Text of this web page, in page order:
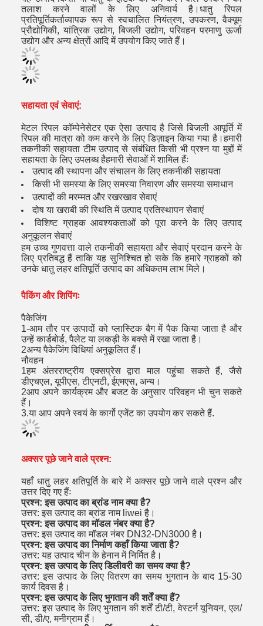
तलाश करने वालों के लिए अनिवार्य है।धातु रिपल
प्रतिपूर्तिकर्ताव्यापक रूप से स्वचालित नियंत्रण, उपकरण, वैक्यूम
प्रौद्योगिकी, यांत्रिक उद्योग, बिजली उद्योग, परिवहन परमाणु ऊर्जा
उद्योग और अन्य क्षेत्रों आदि में उपयोग किए जाते हैं।
सहायता एवं सेवाएं:
मेटल रिपल कॉम्पेनेसेटर एक ऐसा उत्पाद है जिसे बिजली आपूर्ति में
रिपल की मात्रा को कम करने के लिए डिज़ाइन किया गया है।हमारी
तकनीकी सहायता टीम उत्पाद से संबंधित किसी भी प्रश्न या मुद्दों में
सहायता के लिए उपलब्ध हैहमारी सेवाओं में शामिल हैंः
उत्पाद की स्थापना और संचालन के लिए तकनीकी सहायता
किसी भी समस्या के लिए समस्या निवारण और समस्या समाधान
उत्पादों की मरम्मत और रखरखाव सेवाएं
दोष या खराबी की स्थिति में उत्पाद प्रतिस्थापन सेवाएं
विशिष्ट ग्राहक आवश्यकताओं को पूरा करने के लिए उत्पाद
अनुकूलन सेवाएं
हम उच्च गुणवत्ता वाले तकनीकी सहायता और सेवाएं प्रदान करने के
लिए प्रतिबद्ध हैं ताकि यह सुनिश्चित हो सके कि हमारे ग्राहकों को
उनके धातु लहर क्षतिपूर्ति उत्पाद का अधिकतम लाभ मिले।
पैकिंग और शिपिंगः
पैकेजिंग
1-आम तौर पर उत्पादों को प्लास्टिक बैग में पैक किया जाता है और
उन्हें कार्डबोर्ड, पैलेट या लकड़ी के बक्से में रखा जाता है।
2अन्य पैकेजिंग विधियां अनुकूलित हैं।
नौवहन
1हम अंतरराष्ट्रीय एक्सप्रेस द्वारा माल पहुंचा सकते हैं, जैसे
डीएचएल, यूपीएस, टीएनटी, ईएमएस, अन्य।
2आप अपने कार्यक्रम और बजट के अनुसार परिवहन भी चुन सकते
हैं।
3.या आप अपने स्वयं के कार्गो एजेंट का उपयोग कर सकते हैं.
अक्सर पूछे जाने वाले प्रश्न:
यहाँ धातु लहर क्षतिपूर्ति के बारे में अक्सर पूछे जाने वाले प्रश्न और
उत्तर दिए गए हैंः
प्रश्न: इस उत्पाद का ब्रांड नाम क्या है?
उत्तर: इस उत्पाद का ब्रांड नाम liwei है।
प्रश्न: इस उत्पाद का मॉडल नंबर क्या है?
उत्तर: इस उत्पाद का मॉडल नंबर DN32-DN3000 है।
प्रश्न: इस उत्पाद का निर्माण कहाँ किया जाता है?
उत्तर: यह उत्पाद चीन के हेनान में निर्मित है।
प्रश्न: इस उत्पाद के लिए डिलीवरी का समय क्या है?
उत्तर: इस उत्पाद के लिए वितरण का समय भुगतान के बाद 15-30
कार्य दिवस है।
प्रश्न: इस उत्पाद के लिए भुगतान की शर्तें क्या हैं?
उत्तर: इस उत्पाद के लिए भुगतान की शर्तें टी/टी, वेस्टर्न यूनियन, एल/
सी, डी/ए, मनीग्राम हैं।